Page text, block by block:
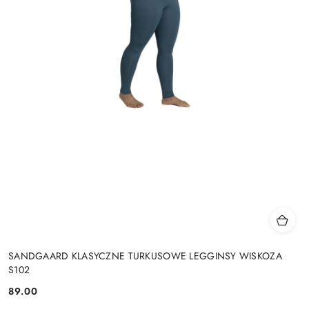
SANDGAARD KLASYCZNE TURKUSOWE LEGGINSY WISKOZA
S102
Cena:
89.00